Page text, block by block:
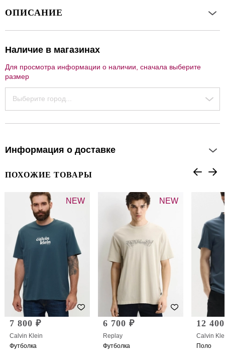
ОПИСАНИЕ
Наличие в магазинах
Для просмотра информации о наличии, сначала выберите
размер
Выберите город...
Информация о доставке
ПОХОЖИЕ ТОВАРЫ
NEW
7 800 ₽
Calvin Klein
Футболка
NEW
6 700 ₽
Replay
Футболка
12
Calvin
Поло